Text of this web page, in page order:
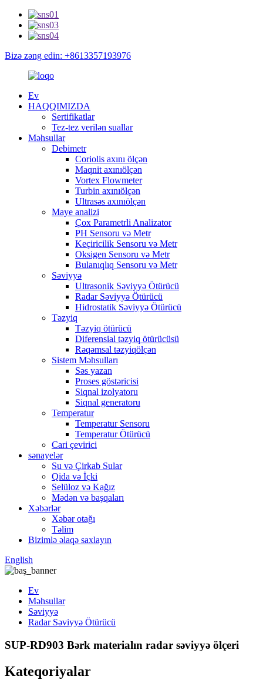
Bizə zəng edin: +8613357193976
Ev
HAQQIMIZDA
Sertifikatlar
Tez-tez verilən suallar
Məhsullar
Debimetr
Coriolis axını ölçən
Maqnit axınıölçən
Vortex Flowmeter
Turbin axınıölçən
Ultrasəs axınıölçən
Maye analizi
Çox Parametrli Analizator
PH Sensoru və Metr
Keçiricilik Sensoru və Metr
Oksigen Sensoru və Metr
Bulanıqlıq Sensoru və Metr
Səviyyə
Ultrasonik Səviyyə Ötürücü
Radar Səviyyə Ötürücü
Hidrostatik Səviyyə Ötürücü
Təzyiq
Təzyiq ötürücü
Diferensial təzyiq ötürücüsü
Rəqəmsal təzyiqölçən
Sistem Məhsulları
Səs yazan
Proses göstəricisi
Siqnal izolyatoru
Siqnal generatoru
Temperatur
Temperatur Sensoru
Temperatur Ötürücü
Cari çevirici
sənayelər
Su və Çirkab Sular
Qida və İçki
Selüloz və Kağız
Mədən və başqaları
Xəbərlər
Xəbər otağı
Təlim
Bizimlə əlaqə saxlayın
English
Ev
Məhsullar
Səviyyə
Radar Səviyyə Ötürücü
SUP-RD903 Bərk materialın radar səviyyə ölçeri
Kateqoriyalar